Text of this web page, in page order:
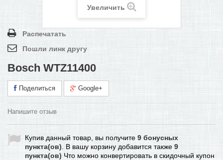
Увеличить
Распечатать
Пошли линк другу
Bosch WTZ11400
Поделиться Google+
Напишите отзыв
Купив данный товар, вы получите 9 бонусных
пункта(ов) . В вашу корзину добавится также 9
пункта(ов) Что можно конвертировать в скидочный купон